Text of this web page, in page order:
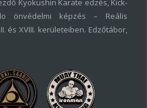
Kyokushin Karate edzés, Kick-
önvédelmi képzés – Reális
és XVIII. kerületeiben. Edzőtábor,